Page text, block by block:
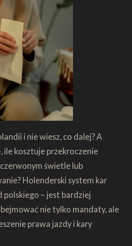
i nie wiesz, co dalej? A
ile kosztuje przekroczenie
świetle lub
Holenderski system kar
polskiego – jest bardziej
nie tylko mandaty, ale
prawa jazdy i kary